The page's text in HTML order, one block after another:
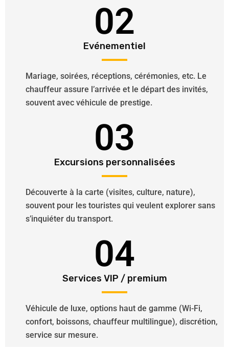
02
Evénementiel
Mariage, soirées, réceptions, cérémonies, etc. Le
chauffeur assure l’arrivée et le départ des invités,
souvent avec véhicule de prestige.
03
Excursions personnalisées
Découverte à la carte (visites, culture, nature),
souvent pour les touristes qui veulent explorer sans
s’inquiéter du transport.
04
Services VIP / premium
Véhicule de luxe, options haut de gamme (Wi-Fi,
confort, boissons, chauffeur multilingue), discrétion,
service sur mesure.